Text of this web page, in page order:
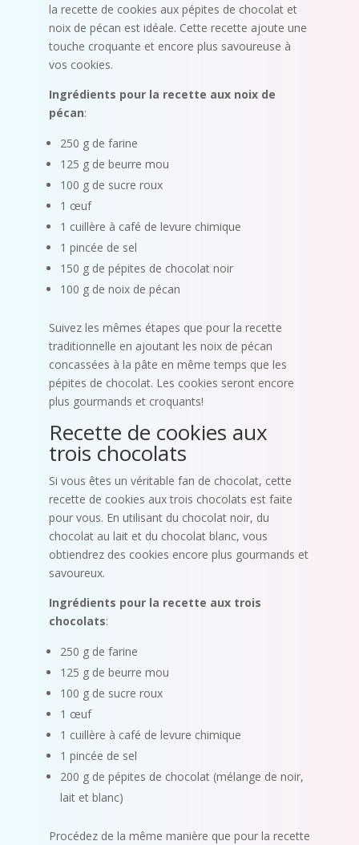
la recette de cookies aux pépites de chocolat et
noix de pécan est idéale. Cette recette ajoute une
touche croquante et encore plus savoureuse à
vos cookies.
Ingrédients pour la recette aux noix de
pécan:
250 g de farine
125 g de beurre mou
100 g de sucre roux
1 œuf
1 cuillère à café de levure chimique
1 pincée de sel
150 g de pépites de chocolat noir
100 g de noix de pécan
Suivez les mêmes étapes que pour la recette
traditionnelle en ajoutant les noix de pécan
concassées à la pâte en même temps que les
pépites de chocolat. Les cookies seront encore
plus gourmands et croquants!
Recette de cookies aux
trois chocolats
Si vous êtes un véritable fan de chocolat, cette
recette de cookies aux trois chocolats est faite
pour vous. En utilisant du chocolat noir, du
chocolat au lait et du chocolat blanc, vous
obtiendrez des cookies encore plus gourmands et
savoureux.
Ingrédients pour la recette aux trois
chocolats:
250 g de farine
125 g de beurre mou
100 g de sucre roux
1 œuf
1 cuillère à café de levure chimique
1 pincée de sel
200 g de pépites de chocolat (mélange de noir,
lait et blanc)
Procédez de la même manière que pour la recette